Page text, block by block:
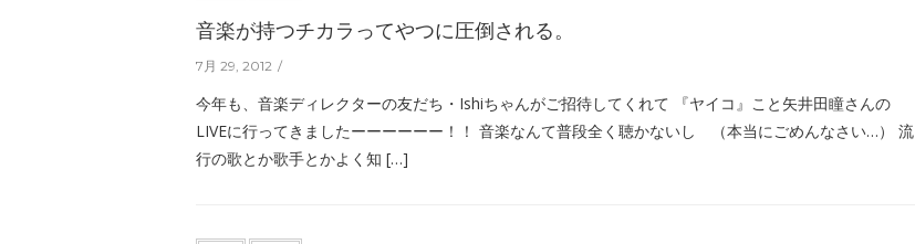
音楽が持つチカラってやつに圧倒される。
7月 29, 2012
今年も、音楽ディレクターの友だち・Ishiちゃんがご招待してくれて 『ヤイコ』こと矢井田瞳さんの
LIVEに行ってきましたーーーーーー！！ 音楽なんて普段全く聴かないし （本当にごめんなさい…） 流
行の歌とか歌手とかよく知 […]